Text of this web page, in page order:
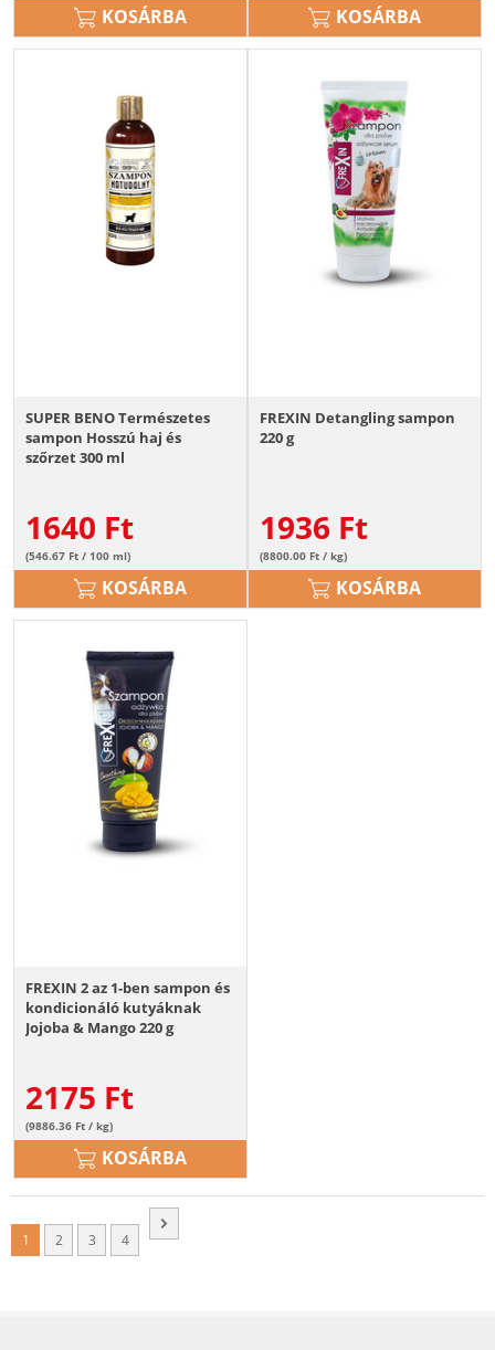
KOSÁRBA KOSÁRBA
SUPER BENO Természetes
sampon Hosszú haj és
szőrzet 300 ml
1640 Ft
(546.67 Ft / 100 ml)
KOSÁRBA
FREXIN Detangling sampon
220 g
1936 Ft
(8800.00 Ft / kg)
KOSÁRBA
FREXIN 2 az 1-ben sampon és
kondicionáló kutyáknak
Jojoba & Mango 220 g
2175 Ft
(9886.36 Ft / kg)
KOSÁRBA
1 2 3 4